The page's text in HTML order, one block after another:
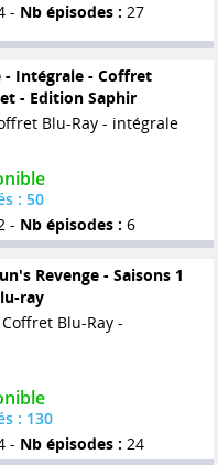
- Nb épisodes : 27
- Intégrale - Coffret
- Edition Saphir
Blu-Ray - intégrale
: 50
- Nb épisodes : 6
Revenge - Saisons 1
ray
Blu-Ray -
: 130
- Nb épisodes : 24